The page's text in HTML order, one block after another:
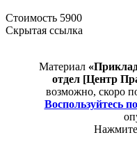
Стоимость 5900
Скрытая ссылка
Материал
отдел [Центр
возможно, скоро
Воспользуйтесь
Нажмите